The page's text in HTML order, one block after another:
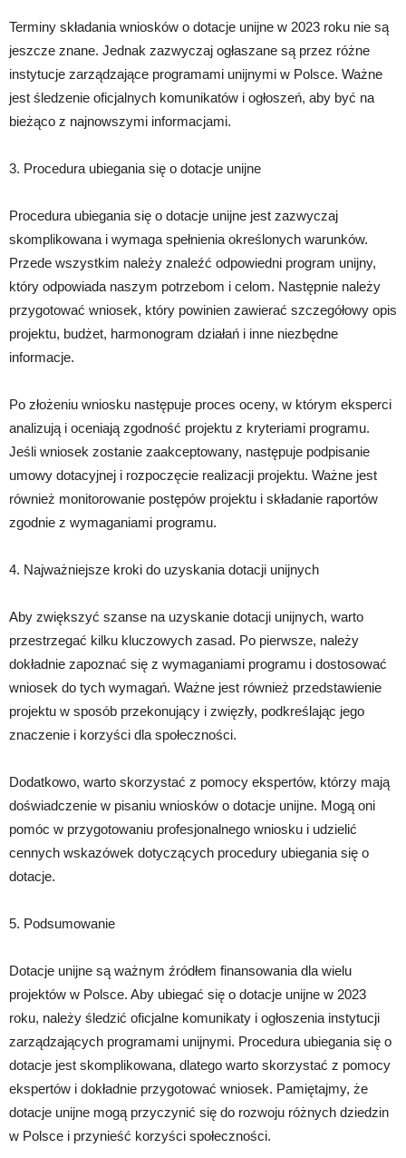
Terminy składania wniosków o dotacje unijne w 2023 roku nie są
jeszcze znane. Jednak zazwyczaj ogłaszane są przez różne
instytucje zarządzające programami unijnymi w Polsce. Ważne
jest śledzenie oficjalnych komunikatów i ogłoszeń, aby być na
bieżąco z najnowszymi informacjami.
3. Procedura ubiegania się o dotacje unijne
Procedura ubiegania się o dotacje unijne jest zazwyczaj
skomplikowana i wymaga spełnienia określonych warunków.
Przede wszystkim należy znaleźć odpowiedni program unijny,
który odpowiada naszym potrzebom i celom. Następnie należy
przygotować wniosek, który powinien zawierać szczegółowy opis
projektu, budżet, harmonogram działań i inne niezbędne
informacje.
Po złożeniu wniosku następuje proces oceny, w którym eksperci
analizują i oceniają zgodność projektu z kryteriami programu.
Jeśli wniosek zostanie zaakceptowany, następuje podpisanie
umowy dotacyjnej i rozpoczęcie realizacji projektu. Ważne jest
również monitorowanie postępów projektu i składanie raportów
zgodnie z wymaganiami programu.
4. Najważniejsze kroki do uzyskania dotacji unijnych
Aby zwiększyć szanse na uzyskanie dotacji unijnych, warto
przestrzegać kilku kluczowych zasad. Po pierwsze, należy
dokładnie zapoznać się z wymaganiami programu i dostosować
wniosek do tych wymagań. Ważne jest również przedstawienie
projektu w sposób przekonujący i zwięzły, podkreślając jego
znaczenie i korzyści dla społeczności.
Dodatkowo, warto skorzystać z pomocy ekspertów, którzy mają
doświadczenie w pisaniu wniosków o dotacje unijne. Mogą oni
pomóc w przygotowaniu profesjonalnego wniosku i udzielić
cennych wskazówek dotyczących procedury ubiegania się o
dotacje.
5. Podsumowanie
Dotacje unijne są ważnym źródłem finansowania dla wielu
projektów w Polsce. Aby ubiegać się o dotacje unijne w 2023
roku, należy śledzić oficjalne komunikaty i ogłoszenia instytucji
zarządzających programami unijnymi. Procedura ubiegania się o
dotacje jest skomplikowana, dlatego warto skorzystać z pomocy
ekspertów i dokładnie przygotować wniosek. Pamiętajmy, że
dotacje unijne mogą przyczynić się do rozwoju różnych dziedzin
w Polsce i przynieść korzyści społeczności.